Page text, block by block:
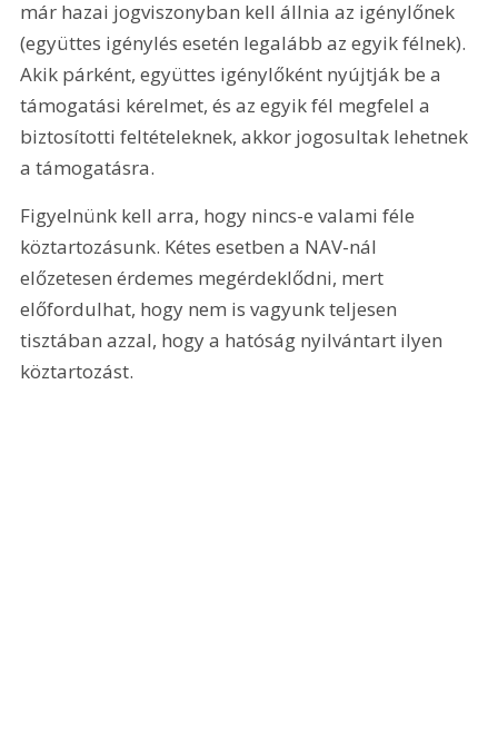
már hazai jogviszonyban kell állnia az igénylőnek
(együttes igénylés esetén legalább az egyik félnek).
Akik párként, együttes igénylőként nyújtják be a
támogatási kérelmet, és az egyik fél megfelel a
biztosítotti feltételeknek, akkor jogosultak lehetnek
a támogatásra.
Figyelnünk kell arra, hogy nincs-e valami féle
köztartozásunk. Kétes esetben a NAV-nál
előzetesen érdemes megérdeklődni, mert
előfordulhat, hogy nem is vagyunk teljesen
tisztában azzal, hogy a hatóság nyilvántart ilyen
köztartozást.